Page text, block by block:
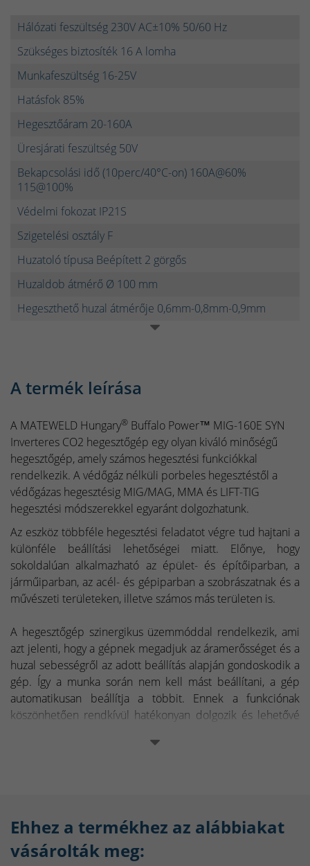
Hálózati feszültség 230V AC±10% 50/60 Hz
Szükséges biztosíték 16 A lomha
Munkafeszültség 16-25V
Hatásfok 85%
Hegesztőáram 20-160A
Üresjárati feszültség 50V
Bekapcsolási idő (10perc/40°C-on) 160A@60%
115@100%
Védelmi fokozat IP21S
Szigetelési osztály F
Huzatoló típusa Beépített 2 görgős
Huzaldob átmérő Ø 100 mm
Hegeszthető huzal átmérője 0,6mm-0,8mm-0,9mm
A termék leírása
A MATEWELD Hungary® Buffalo Power™ MIG-160E SYN
Inverteres CO2 hegesztőgép egy olyan kiváló minőségű
hegesztőgép, amely számos hegesztési funkciókkal
rendelkezik. A védőgáz nélküli porbeles hegesztéstől a
védőgázas hegesztésig MIG/MAG, MMA és LIFT-TIG
hegesztési módszerekkel egyaránt dolgozhatunk.
Az eszköz többféle hegesztési feladatot végre tud hajtani a
különféle beállítási lehetőségei miatt. Előnye, hogy
sokoldalúan alkalmazható az épület- és építőiparban, a
járműiparban, az acél- és gépiparban a szobrászatnak és a
művészeti területeken, illetve számos más területen is.
A hegesztőgép szinergikus üzemmóddal rendelkezik, ami
azt jelenti, hogy a gépnek megadjuk az áramerősséget és a
huzal sebességről az adott beállítás alapján gondoskodik a
gép. Így a munka során nem kell mást beállítani, a gép
automatikusan beállítja a többit. Ennek a funkciónak
köszönhetően rendkívül hatékonyan dolgozik és lehetővé
végezze el a hegesztési feladatokat.
információt nyújt az áramerősségről. A felhasználók
választhatnak a védőgáz nélküli porbeles, védőgázas
Ehhez a termékhez az alábbiakat
vásárolták meg: